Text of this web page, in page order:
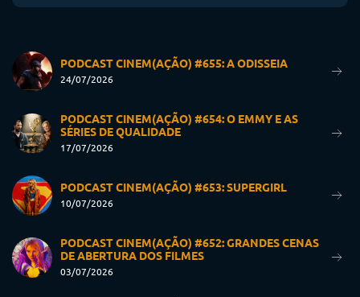
PODCAST CINEM(AÇÃO) #655: A ODISSEIA
24/07/2026
PODCAST CINEM(AÇÃO) #654: O EMMY E AS
SÉRIES DE QUALIDADE
17/07/2026
PODCAST CINEM(AÇÃO) #653: SUPERGIRL
10/07/2026
PODCAST CINEM(AÇÃO) #652: GRANDES CENAS
DE ABERTURA DOS FILMES
03/07/2026